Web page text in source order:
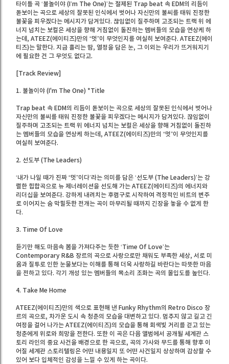
타이틀 곡 ‘불놀이야 (I’m The One)’는 절제된 Trap beat 속 EDM의 리듬이
돋보이는 곡으로 세상의 잘못된 인식에서 벗어나 자신만의 불씨를 태워 진정한
불꽃을 피우겠다는 메시지가 담겨있다. 끊임없이 질주하며 고조되는 트랙 위 에
너지 넘치는 보컬은 세상을 향해 거침없이 돌진하는 멤버들의 모습을 연상케 하
는데, ATEEZ(에이티즈)만의 “멋”이 무엇인지를 여실히 보여준다. ATEEZ(에이
티즈)는 말한다. 지금 흘리는 땀, 열정을 담은 눈, 그 이외는 우리가 뜨거워지기
에 필요한 건 그 무엇도 없다고.
[Track Review]
1. 불놀이야 (I'm The One) *Title
Trap beat 속 EDM의 리듬이 돋보이는 곡으로 세상의 잘못된 인식에서 벗어나
자신만의 불씨를 태워 진정한 불꽃을 피우겠다는 메시지가 담겨있다. 끊임없이
질주하며 고조되는 트랙 위 에너지 넘치는 보컬은 세상을 향해 거침없이 돌진하
는 멤버들의 모습을 연상케 하는데, ATEEZ(에이티즈)만의 “멋”이 무엇인지를
여실히 보여준다.
2. 선도부 (The Leaders)
‘내가 나일 때가 진짜 “멋”이다’라는 의미를 담은 ‘선도부 (The Leaders)’는 강
렬한 힙합곡으로 뉴 제너레이션을 선도해 가는 ATEEZ(에이티즈)의 에너지와
리더십을 보여준다. 강하게 내려치는 후렴구로 시작하여 격정적인 비트의 변주
로 이어지는 숨 막힐듯한 전개는 곡이 마무리될 때까지 긴장을 놓을 수 없게 한
다.
3. Time Of Love
듣기만 해도 마음속 봄을 가져다주는 듯한 ‘Time Of Love’는
Contemporary R&B 장르의 곡으로 사랑으로만 채워도 부족한 세상, 서로 미
움과 질투로 인한 눈물보다는 이해를 통해 더욱 사랑하길 바란다는 따뜻한 마음
을 전하고 있다. 각기 개성 있는 멤버들의 목소리 조화는 곡의 몰입도를 높인다.
4. Take Me Home
ATEEZ(에이티즈)만의 색으로 표현해 낸 Funky Rhythm의 Retro Disco 장
르의 곡으로, 차가운 도시 속 청춘의 모습을 대변하고 있다. 멈추지 않고 길고 긴
여정을 걸어 나가는 ATEEZ(에이티즈)의 모습을 통해 회색빛 거리를 걷고 있는
청춘에게 위로와 희망을 전한다. 또한 이 곡은 다음 앨범에서 공개될 세계관 스
토리 라인의 중요 사건을 배경으로 한 곡으로, 곡의 가사와 무드를 통해 향후 이
어질 세계관 스토리텔링은 어떤 내용일지 또 어떤 사건일지 상상하며 감상할 수
있어 보다 입체적인 감성을 느낄 수 있게 하는 곡이다.